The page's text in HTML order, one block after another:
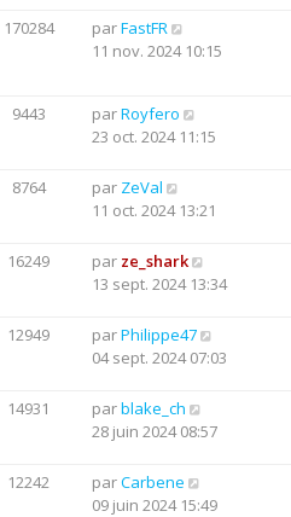
170284 parFastFR
11 nov. 2024 10:15
9443 parRoyfero
23 oct. 2024 11:15
8764 par ZeVal
11 oct. 2024 13:21
16249 par ze_shark
13 sept. 2024 13:34
12949 parPhilippe47
04 sept. 2024 07:03
14931 parblake_ch
28 juin 2024 08:57
12242 parCarbene
09 juin 2024 15:49